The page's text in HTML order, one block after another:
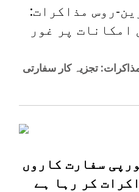
روس مذاکرات:
پر غور
تجزیہ کار سفارتی
سفارت کاروں
کر رہا ہے